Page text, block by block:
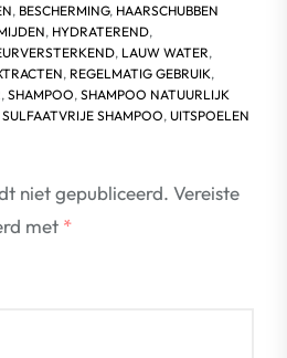
, BESCHERMING, HAARSCHUBBEN
, HYDRATEREND,
, LAUW WATER,
, REGELMATIG GEBRUIK,
, SHAMPOO, SHAMPOO NATUURLIJK
SULFAATVRIJE SHAMPOO, UITSPOELEN
niet gepubliceerd. Vereiste
met *